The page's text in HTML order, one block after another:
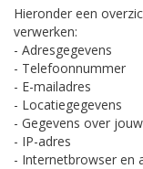
Hieronder een
verwerken:
- Adresgegevens
- Telefoonnummer
- E-mailadres
- Locatiegegevens
- Gegevens over
- IP-adres
- Internetbrowser en